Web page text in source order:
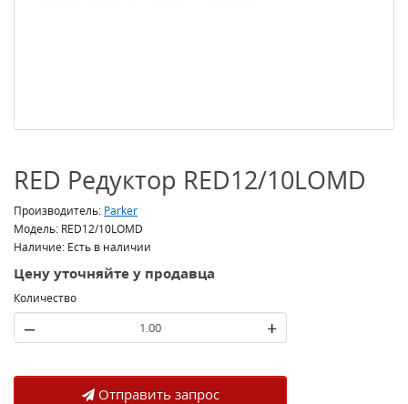
RED Редуктор RED12/10LOMD
Производитель: Parker
Модель: RED12/10LOMD
Наличие: Есть в наличии
Цену уточняйте у продавца
Количество
– +
Отправить запрос